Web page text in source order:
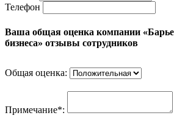
Телефон
Ваша общая оценка компании
бизнеса» отзывы сотрудников
Общая оценка:
Примечание*: